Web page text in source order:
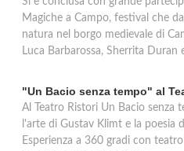
Magiche a Campo, festival che
natura nel borgo medievale di
Luca Barbarossa, Sherrita Duran
"Un Bacio senza tempo" al
Al Teatro Ristori Un Bacio senza
l'arte di Gustav Klimt e la poesia
Esperienza a 360 gradi con